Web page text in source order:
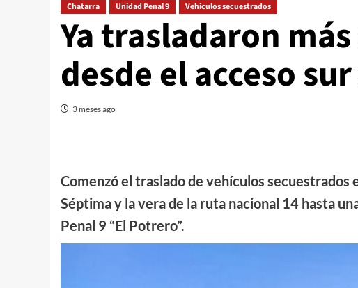
Chatarra Unidad Penal 9 Vehiculos secuestrados
Ya trasladaron
desde el acceso
3 meses ago
Comenzó el traslado de vehículos secuestrados
Séptima y la vera de la ruta nacional 14 hasta
Penal 9 “El Potrero”.